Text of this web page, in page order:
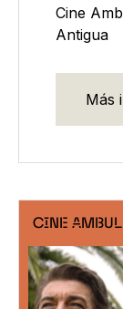
Cine
Antigua
Más
CINE